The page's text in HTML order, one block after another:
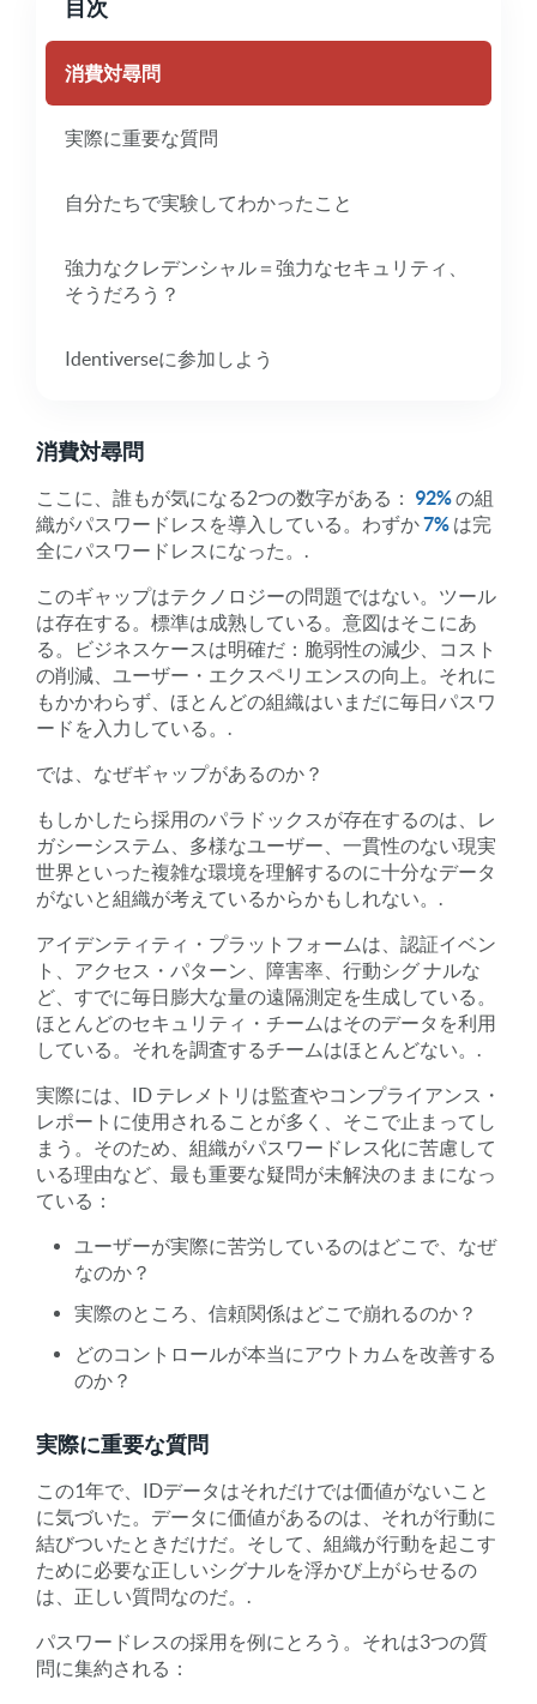
目次
消費対尋問
実際に重要な質問
自分たちで実験してわかったこと
強力なクレデンシャル＝強力なセキュリティ、
そうだろう？
Identiverseに参加しよう
消費対尋問
ここに、誰もが気になる2つの数字がある： 92%の組
織がパスワードレスを導入している。わずか7% は完
全にパスワードレスになった。.
このギャップはテクノロジーの問題ではない。ツール
は存在する。標準は成熟している。意図はそこにあ
る。ビジネスケースは明確だ：脆弱性の減少、コスト
の削減、ユーザー・エクスペリエンスの向上。それに
もかかわらず、ほとんどの組織はいまだに毎日パスワ
ードを入力している。.
では、なぜギャップがあるのか？
もしかしたら採用のパラドックスが存在するのは、レ
ガシーシステム、多様なユーザー、一貫性のない現実
世界といった複雑な環境を理解するのに十分なデータ
がないと組織が考えているからかもしれない。.
アイデンティティ・プラットフォームは、認証イベン
ト、アクセス・パターン、障害率、行動シグ ナルな
ど、すでに毎日膨大な量の遠隔測定を生成している。
ほとんどのセキュリティ・チームはそのデータを利用
している。それを調査するチームはほとんどない。.
実際には、ID テレメトリは監査やコンプライアンス・
レポートに使用されることが多く、そこで止まってし
まう。そのため、組織がパスワードレス化に苦慮して
いる理由など、最も重要な疑問が未解決のままになっ
ている：
ユーザーが実際に苦労しているのはどこで、なぜ
なのか？
実際のところ、信頼関係はどこで崩れるのか？
どのコントロールが本当にアウトカムを改善する
のか？
実際に重要な質問
この1年で、IDデータはそれだけでは価値がないこと
に気づいた。データに価値があるのは、それが行動に
結びついたときだけだ。そして、組織が行動を起こす
ために必要な正しいシグナルを浮かび上がらせるの
は、正しい質問なのだ。.
パスワードレスの採用を例にとろう。それは3つの質
問に集約される：